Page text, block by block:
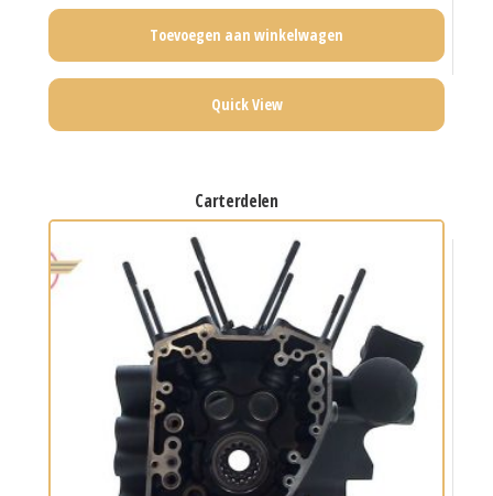
Toevoegen aan winkelwagen
Quick View
carterdelen